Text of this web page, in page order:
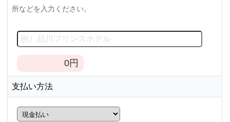
所などを入力ください。
0円
支払い方法